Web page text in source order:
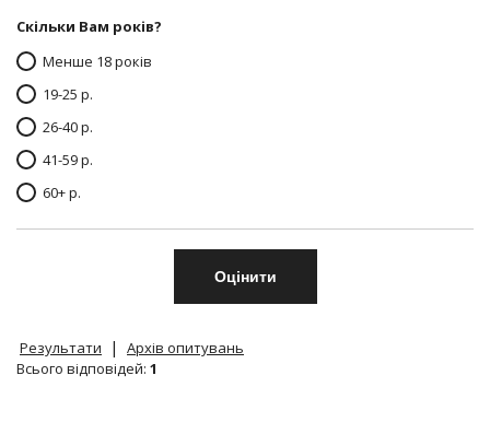
Скільки Вам років?
Менше 18 років
19-25 р.
26-40 р.
41-59 р.
60+ р.
Результати |
Архів опитувань
Всього відповідей: 1